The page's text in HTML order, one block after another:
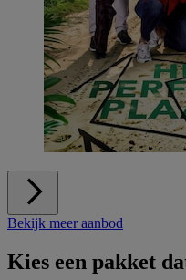
Bekijk meer aanbod
Kies een pakket